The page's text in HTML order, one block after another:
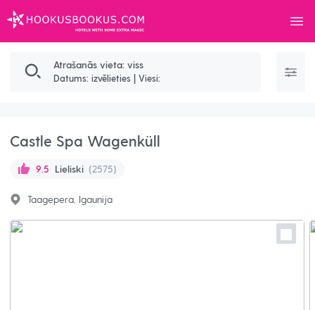
HOOKUSBOOKUS.COM
Meklēšanas rezultāti
Atrašanās vieta: viss
Datums: izvēlieties| Viesi:
Castle Spa Wagenküll
9.5 Lieliski (2575)
Taagepera, Igaunija